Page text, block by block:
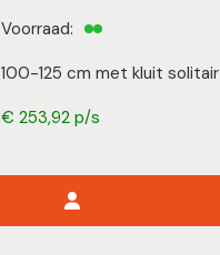
100-125 cm met kluit solitair
Voorraad:
€ 253,92 p/s